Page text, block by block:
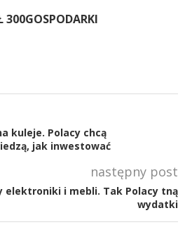
300GOSPODARKI
kuleje. Polacy chcą
jak inwestować
następny post
elektroniki i mebli. Tak Polacy tną
wydatki